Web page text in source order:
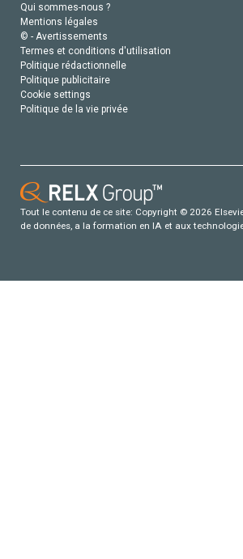
Qui sommes-nous ?
Mentions légales
© - Avertissements
Termes et conditions d'utilisation
Politique rédactionnelle
Politique publicitaire
Cookie settings
Politique de la vie privée
Tout le contenu de ce site: Copyright © 2026
de données, a la formation en IA et aux